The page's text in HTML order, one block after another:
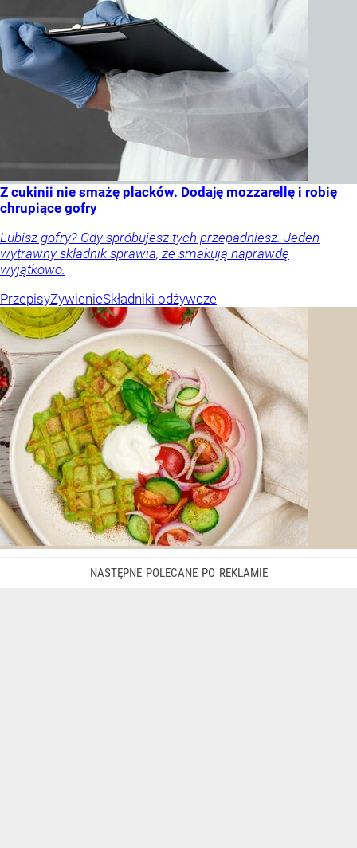
Z cukinii nie smażę placków. Dodaję mozzarellę i robię
chrupiące gofry
Lubisz gofry? Gdy spróbujesz tych przepadniesz. Jeden
wytrawny składnik sprawia, że smakują naprawdę
wyjątkowo.
PrzepisyŻywienieSkładniki odżywcze